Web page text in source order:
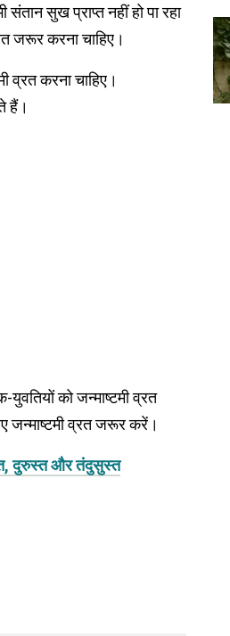
संतान सुख प्राप्त नहीं हो पा रहा
जरूर करना चाहिए।
व्रत करना चाहिए।
हैं।
को जन्माष्टमी व्रत
जन्माष्टमी व्रत जरूर करें।
दुरुस्त और तंदुसुस्त